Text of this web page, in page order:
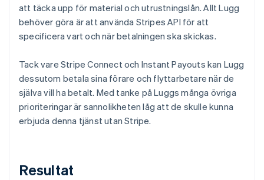
att täcka upp för material och utrustningslån. Allt Lugg
behöver göra är att använda Stripes API för att
specificera vart och när betalningen ska skickas.
Tack vare Stripe Connect och Instant Payouts kan Lugg
dessutom betala sina förare och flyttarbetare när de
själva vill ha betalt. Med tanke på Luggs många övriga
prioriteringar är sannolikheten låg att de skulle kunna
erbjuda denna tjänst utan Stripe.
Resultat